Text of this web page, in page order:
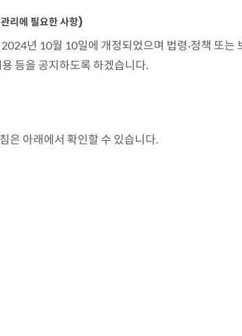
리에 필요한 사항)
년 10월 10일에 개정되었으며 법령·정책 또는
등을 공지하도록 하겠습니다.
은 아래에서 확인할 수 있습니다.